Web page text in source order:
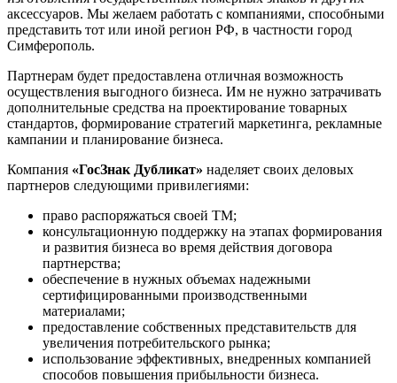
аксессуаров. Мы желаем работать с компаниями, способными
представить тот или иной регион РФ, в частности город
Симферополь.
Партнерам будет предоставлена отличная возможность
осуществления выгодного бизнеса. Им не нужно затрачивать
дополнительные средства на проектирование товарных
стандартов, формирование стратегий маркетинга, рекламные
кампании и планирование бизнеса.
Компания «ГосЗнак Дубликат» наделяет своих деловых
партнеров следующими привилегиями:
право распоряжаться своей ТМ;
консультационную поддержку на этапах формирования
и развития бизнеса во время действия договора
партнерства;
обеспечение в нужных объемах надежными
сертифицированными производственными
материалами;
предоставление собственных представительств для
увеличения потребительского рынка;
использование эффективных, внедренных компанией
способов повышения прибыльности бизнеса.